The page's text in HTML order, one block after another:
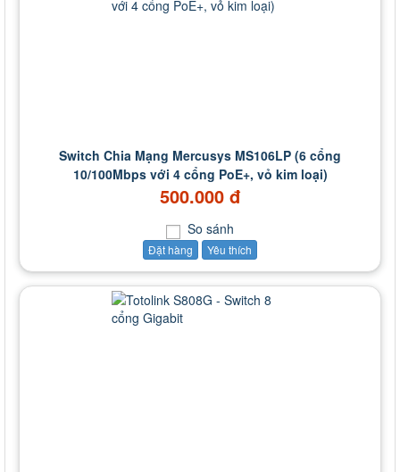
Switch Chia Mạng Mercusys MS106LP (6 cổng
10/100Mbps với 4 cổng PoE+, vỏ kim loại)
500.000 đ
So sánh
Đặt hàng Yêu thích